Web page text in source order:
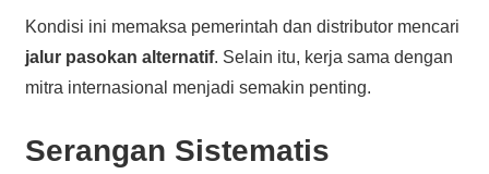
Kondisi ini memaksa pemerintah dan distributor mencari
jalur pasokan alternatif. Selain itu, kerja sama dengan
mitra internasional menjadi semakin penting.
Serangan Sistematis